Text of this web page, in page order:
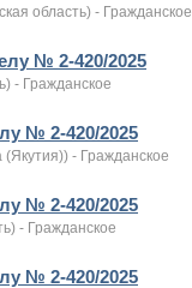
область) - Гражданское
№ 2-420/2025
- Гражданское
№ 2-420/2025
- Гражданское
№ 2-420/2025
- Гражданское
№ 2-420/2025